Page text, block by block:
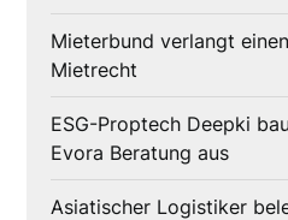
Mieterbund verlangt
Mietrecht
ESG-Proptech Deepki
Evora Beratung aus
Asiatischer Logistiker